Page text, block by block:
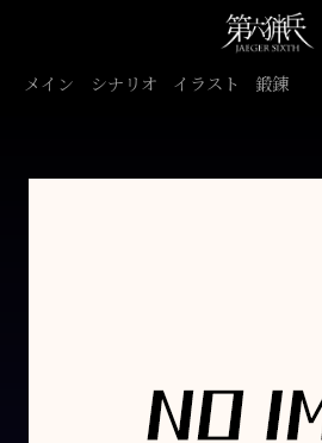
メイン シナリオ イラスト 鍛錬